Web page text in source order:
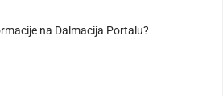
na Dalmacija Portalu?